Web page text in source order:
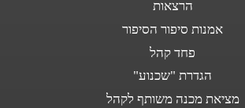
הרצאות
אמנות סיפור הסיפור
פחד קהל
הגדרת "שכנוע"
מציאת מכנה משותף לקהל